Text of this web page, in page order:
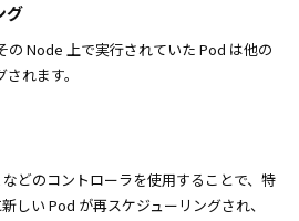
グ
の Node 上で実行されていた Pod は他の
れます。
どのコントローラを使用することで、特
しい Pod が再スケジューリングされ、